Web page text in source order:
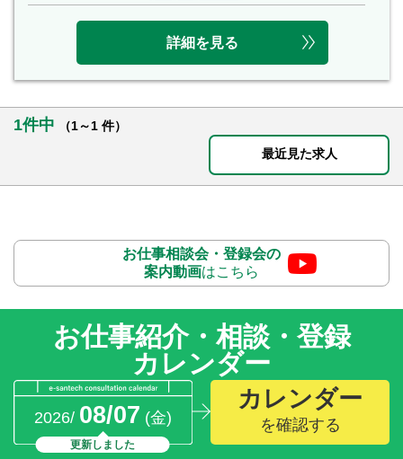
詳細を見る
1件中
（1～1 件）
最近見た求人
お仕事相談会・登録会の
案内動画はこちら
お仕事紹介・相談・登録
カレンダー
2026/ 08/07 (金)
更新しました
カレンダー
を確認する